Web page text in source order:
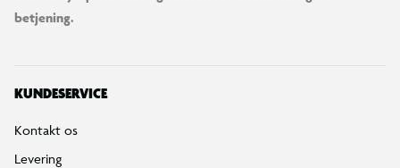
betjening.
KUNDESERVICE
Kontakt os
Levering